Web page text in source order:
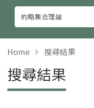
Home 搜尋結果
搜尋結果